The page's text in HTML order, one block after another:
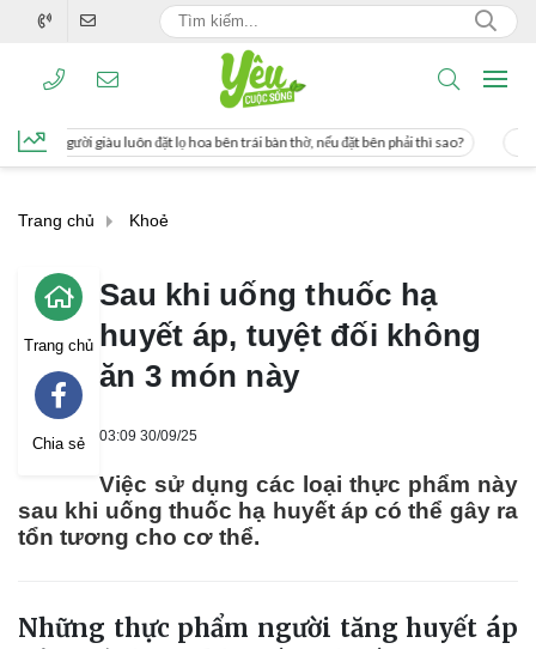
lọ hoa bên trái bàn thờ, nếu đặt bên phải thì sao? Cách uống nước mía
Trang chủ Khoẻ
Trang chủ
Chia sẻ
Sau khi uống thuốc hạ
huyết áp, tuyệt đối không
ăn 3 món này
03:09 30/09/25
Việc sử dụng các loại thực phẩm này
sau khi uống thuốc hạ huyết áp có thể gây ra
tổn tương cho cơ thể.
Những thực phẩm người tăng huyết áp